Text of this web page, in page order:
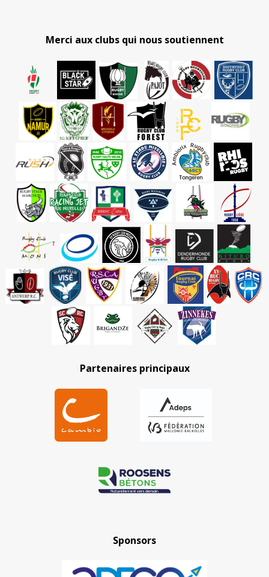
Merci aux clubs qui nous soutiennent
Partenaires principaux
Sponsors